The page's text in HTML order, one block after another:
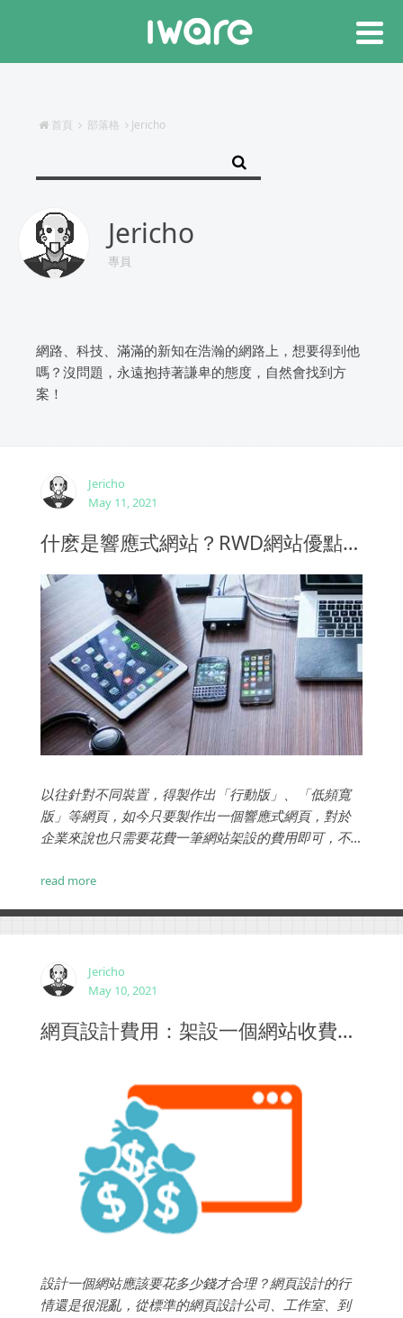
首頁 部落格 Jericho
Jericho
專員
網路、科技、滿滿的新知在浩瀚的網路上，想要得到他
嗎？沒問題，永遠抱持著謙卑的態度，自然會找到方
案！
Jericho
May 11, 2021
什麽是響應式網站？RWD網站優點與缺點分析
以往針對不同裝置，得製作出「行動版」、「低頻寬
版」等網頁，如今只要製作出一個響應式網頁，對於
企業來說也只需要花費一筆網站架設的費用即可，不
節省了企業的費用的同時也大大提高了網站的使用效
read more
Jericho
May 10, 2021
網頁設計費用：架設一個網站收費標準與行情
設計一個網站應該要花多少錢才合理？網頁設計的行
情還是很混亂，從標準的網頁設計公司、工作室、到